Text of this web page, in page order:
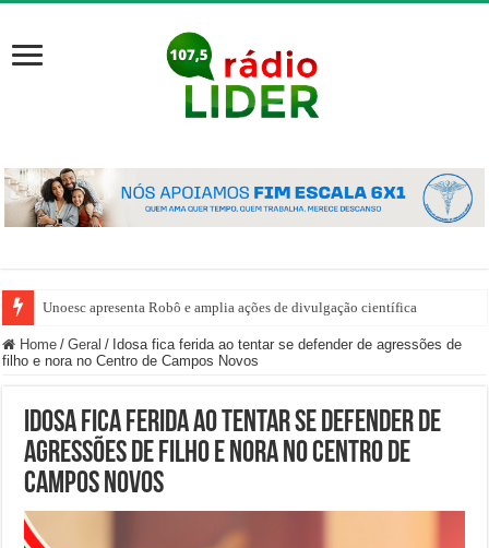
Unoesc apresenta Robô e amplia ações de divulgação científica
Home / Geral / Idosa fica ferida ao tentar se defender de agressões de
filho e nora no Centro de Campos Novos
Idosa fica ferida ao tentar se defender de
agressões de filho e nora no Centro de
Campos Novos